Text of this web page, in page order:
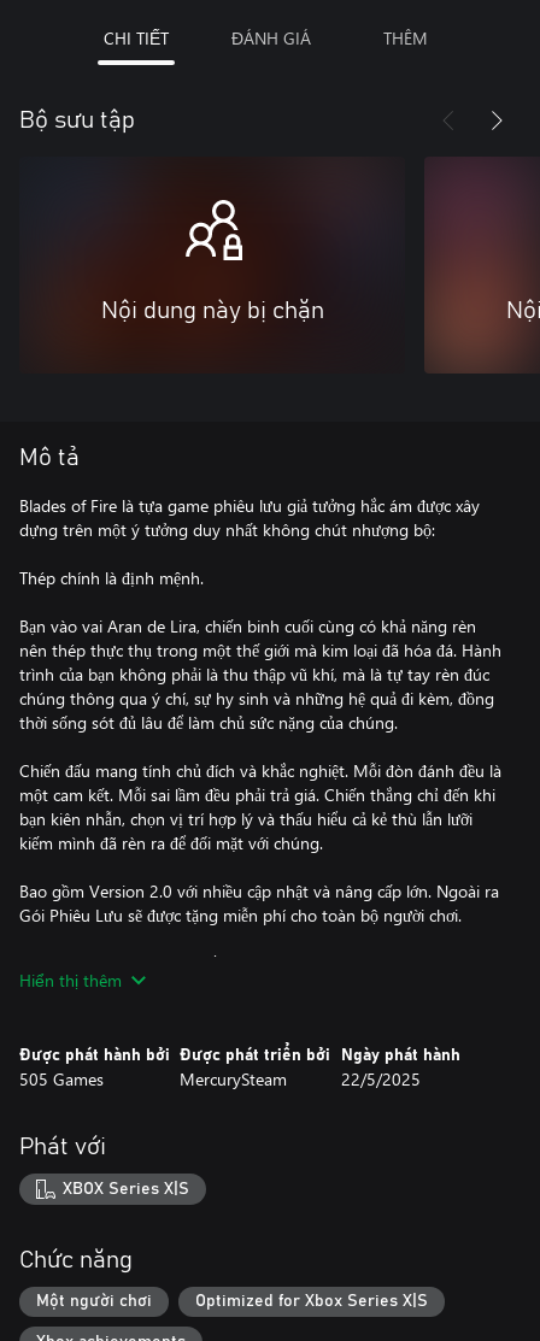
CHI TIẾT ĐÁNH GIÁ THÊM
Bộ sưu tập
Nội dung này bị chặn
Mô tả
Blades of Fire là tựa game phiêu lưu giả tưởng hắc ám được xây
dựng trên một ý tưởng duy nhất không chút nhượng bộ:
Thép chính là định mệnh.
Bạn vào vai Aran de Lira, chiến binh cuối cùng có khả năng rèn
nên thép thực thụ trong một thế giới mà kim loại đã hóa đá. Hành
trình của bạn không phải là thu thập vũ khí, mà là tự tay rèn đúc
chúng thông qua ý chí, sự hy sinh và những hệ quả đi kèm, đồng
thời sống sót đủ lâu để làm chủ sức nặng của chúng.
Chiến đấu mang tính chủ đích và khắc nghiệt. Mỗi đòn đánh đều là
một cam kết. Mỗi sai lầm đều phải trả giá. Chiến thắng chỉ đến khi
bạn kiên nhẫn, chọn vị trí hợp lý và thấu hiểu cả kẻ thù lẫn lưỡi
kiếm mình đã rèn ra để đối mặt với chúng.
Bao gồm Version 2.0 với nhiều cập nhật và nâng cấp lớn. Ngoài ra
Gói Phiêu Lưu sẽ được tặng miễn phí cho toàn bộ người chơi.
Cốt lõi của Blades of Fire nằm ở hệ thống rèn, nhưng đây không
đơn thuần là chế tạo, mà là sự cam kết.
hình vĩnh viễn về hành vi, độ cân bằng và mục đích sử dụng.
Không có loot vô tận. Không có trang bị dùng rồi bỏ.
MỖI LƯỠI KIẾM PHẢN ÁNH:
•Vật liệu bạn chọn.
•Kẻ thù bạn chuẩn bị đối mặt.
•Con đường chiến binh bạn quyết định theo đuổi.
CHIẾN ĐẤU CÓ TRỌNG LƯỢNG VÀ HỆ QUẢ
•Thời gian, khoảng cách, thể lực và phòng thủ quan trọng hơn tấn
công.
•Sự hấp tấp sẽ bị trừng phạt và óc quan sát sẽ mang lại phần
Hiển thị thêm
Được phát hành bởi
505 Games
Được phát triển bởi
MercurySteam
Ngày phát hành
22/5/2025
Phát với
XBOX Series X|S
Chức năng
Một người chơi Optimized for Xbox Series X|S